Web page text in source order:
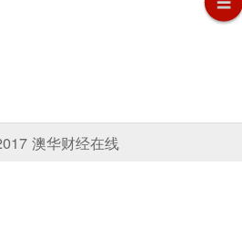
澳华财经在线